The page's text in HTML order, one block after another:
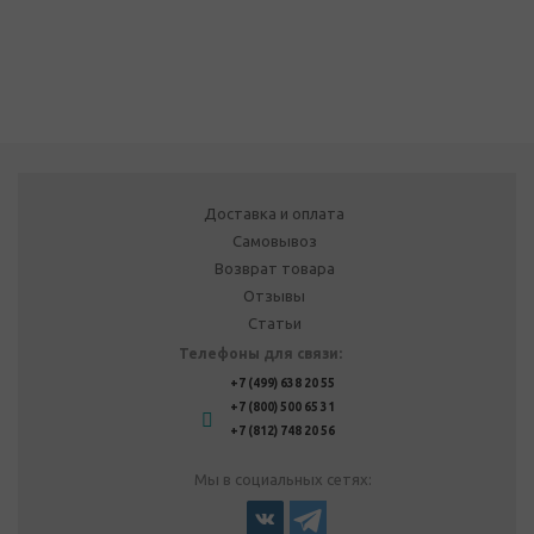
Доставка и оплата
Самовывоз
Возврат товара
Отзывы
Статьи
Телефоны для связи:
+7 (499) 638 20 55
+7 (800) 500 65 31
+7 (812) 748 20 56
Мы в социальных сетях: